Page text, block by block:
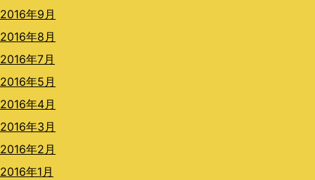
2016年9月
2016年8月
2016年7月
2016年5月
2016年4月
2016年3月
2016年2月
2016年1月